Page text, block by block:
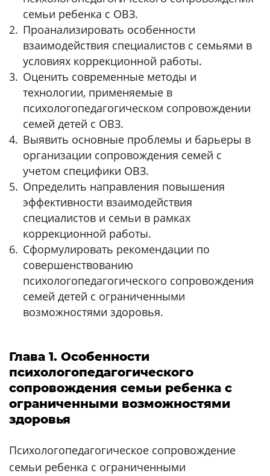
семьи ребенка с ОВЗ.
Проанализировать особенности
взаимодействия специалистов с семьями в
условиях коррекционной работы.
Оценить современные методы и
технологии, применяемые в
психологопедагогическом сопровождении
семей детей с ОВЗ.
Выявить основные проблемы и барьеры в
организации сопровождения семей с
учетом специфики ОВЗ.
Определить направления повышения
эффективности взаимодействия
специалистов и семьи в рамках
коррекционной работы.
Сформулировать рекомендации по
совершенствованию
психологопедагогического сопровождения
семей детей с ограниченными
возможностями здоровья.
Глава 1. Особенности
психологопедагогического
сопровождения семьи ребенка с
ограниченными возможностями
здоровья
Психологопедагогическое сопровождение
семьи ребенка с ограниченными